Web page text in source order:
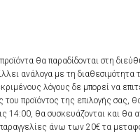
θα παραδίδονται στη
ανάλογα με τη διαθεσιμότητα
λόγους δε μπορεί να
προϊόντος της επιλογής σας,
14:00, θα συσκευάζονται και θα
άνω των 20€ τα